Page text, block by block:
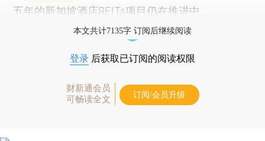
五年的新加坡酒店REITs项目仍在推进中。
本文共计7135字 订阅后继续阅读
登录 后获取已订阅的阅读权限
财新通会员
可畅读全文
订阅/会员升级